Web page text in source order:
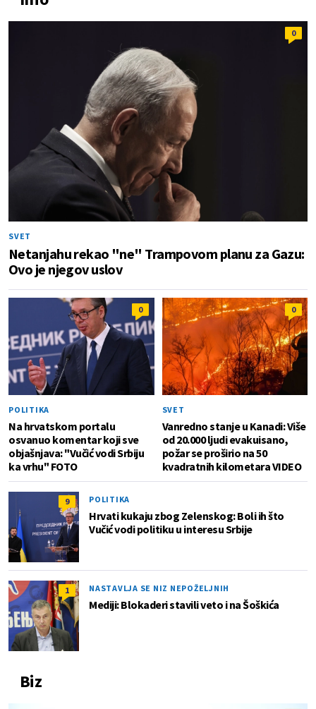
0
SVET
Netanjahu rekao "ne" Trampovom planu za Gazu:
Ovo je njegov uslov
0
POLITIKA
Na hrvatskom portalu
osvanuo komentar koji sve
objašnjava: "Vučić vodi Srbiju
ka vrhu" FOTO
0
SVET
Vanredno stanje u Kanadi: Više
od 20.000 ljudi evakuisano,
požar se proširio na 50
kvadratnih kilometara VIDEO
9 POLITIKA
Hrvati kukaju zbog Zelenskog: Boli ih što
Vučić vodi politiku u interesu Srbije
1 NASTAVLJA SE NIZ NEPOŽELJNIH
Mediji: Blokaderi stavili veto i na Šoškića
Biz